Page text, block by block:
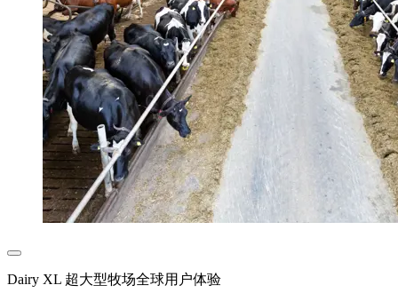
Dairy XL 超大型牧场全球用户体验